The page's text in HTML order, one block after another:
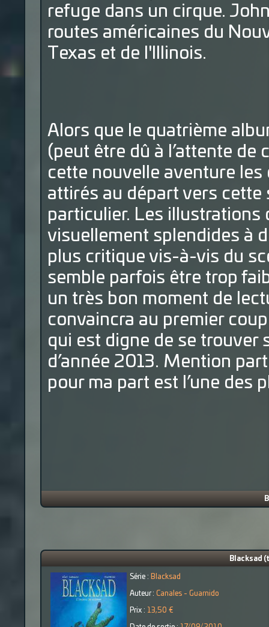
refuge dans un cirque.
routes américaines du
Texas et de l'Illinois.
Alors que le quatrième
(peut être dû à l’attente de
cette nouvelle aventure les
attirés au départ vers cette
particulier. Les illustrations
visuellement splendides à
plus critique vis-à-vis du
semble parfois être trop
un très bon moment de
convaincra au premier
qui est digne de se trouver
d’année 2013. Mention
pour ma part est l’une des
Blacksad
Série : Blacksad
Auteur : Canales - Guarnido
Prix : 13,50 €